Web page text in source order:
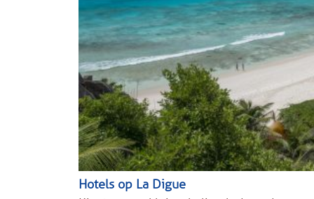
Hotels op La Digue